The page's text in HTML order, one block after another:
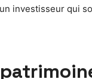
investisseur qui